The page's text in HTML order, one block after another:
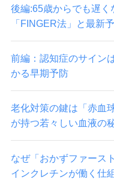
後編:65歳からでも遅
「FINGER法」と最新
前編：認知症のサイン
かる早期予防
老化対策の鍵は「赤血
が持つ若々しい血液の
なぜ「おかずファース
インクレチンが働く仕